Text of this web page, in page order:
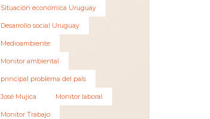
Situación económica Uruguay
Desarrollo social Uruguay
Medioambiente
Monitor ambiental
principal problema del país
José Mujica Monitor laboral
Monitor Trabajo